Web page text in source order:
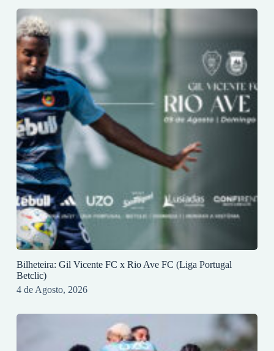
Bilheteira: Gil Vicente FC x Rio Ave FC (Liga Portugal
Betclic)
4 de Agosto, 2026